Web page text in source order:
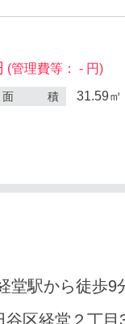
(管理費等： - 円)
面 積 31.59㎡
堂駅から徒歩9
谷区経堂２丁目